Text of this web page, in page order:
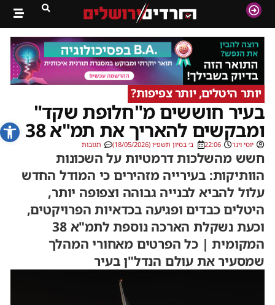
פתח
יותר היטלים, יותר צפיפות?
בעיר חוששים מ"חלופת שקד"
ומבקשים להאריך את תמ"א 38
יוסי וינר 22:06 ב׳ בסיון תשפ״ו (18/05/2026) תגובות
חשש מהשלכות דרמטיות על השכונות
הוותיקות: בעירייה מזהירים כי המודל החדש
עלול להביא לבנייה גבוהה וצפופה יותר,
היטלים כבדים ופגיעה בכדאיות הפרויקטים,
וכעת נשקלת הארכה נוספת לתמ"א 38
המקומית | כל הפרטים מאחורי המהלך
שמסעיר את עולם הנדל"ן בעיר